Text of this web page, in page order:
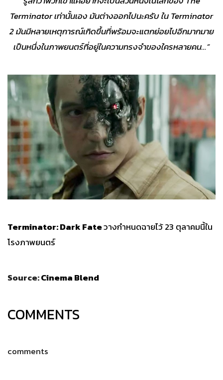
Terminatorเท่านั้นเอง มันต่างออกไปนะครับใน Terminator
2มันมีหลายเหตุการณ์เกิดขึ้นที่พร้อมจะแตกย่อยไปอีกมากมาย
เป็นหนึ่งในภาพยนตร์ที่อยู่ในความทรงจำของใครหลายคน…”
Terminator: Dark Fateวางกำหนดฉายไว้ 23 ตุลาคมนี้ใน
โรงภาพยนตร์
Source:Cinema Blend
COMMENTS
comments